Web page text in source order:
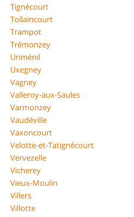
Tignécourt
Tollaincourt
Trampot
Trémonzey
Uriménil
Uxegney
Vagney
Valleroy-aux-Saules
Varmonzey
Vaudéville
Vaxoncourt
Velotte-et-Tatignécourt
Vervezelle
Vicherey
Vieux-Moulin
Villers
Villotte